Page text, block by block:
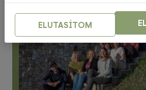
ELUTASÍTOM